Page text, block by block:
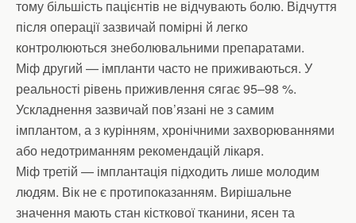
тому більшість пацієнтів не відчувають болю. Відчуття
після операції зазвичай помірні й легко
контролюються знеболювальними препаратами.
Міф другий — імпланти часто не приживаються. У
реальності рівень приживлення сягає 95–98 %.
Ускладнення зазвичай пов’язані не з самим
імплантом, а з курінням, хронічними захворюваннями
або недотриманням рекомендацій лікаря.
Міф третій — імплантація підходить лише молодим
людям. Вік не є протипоказанням. Вирішальне
значення мають стан кісткової тканини, ясен та